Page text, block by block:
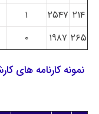
۲۱۴ ۲۵۴۷ ۱
۲۶۵ ۱۹۸۷ ۰
نمونه کارنامه های